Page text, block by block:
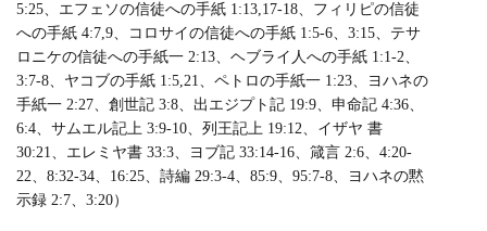
5:25、エフェソの信徒への手紙 1:13,17-18、フィリピの信徒
への手紙 4:7,9、コロサイの信徒への手紙 1:5-6、3:15、テサ
ロニケの信徒への手紙一 2:13、ヘブライ人への手紙 1:1-2、
3:7-8、ヤコブの手紙 1:5,21、ペトロの手紙一 1:23、ヨハネの
手紙一 2:27、創世記 3:8、出エジプト記 19:9、申命記 4:36、
6:4、サムエル記上 3:9-10、列王記上 19:12、イザヤ 書
30:21、エレミヤ書 33:3、ヨブ記 33:14-16、箴言 2:6、4:20-
22、8:32-34、16:25、詩編 29:3-4、85:9、95:7-8、ヨハネの黙
示録 2:7、3:20）